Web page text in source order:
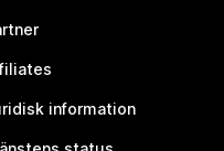
information